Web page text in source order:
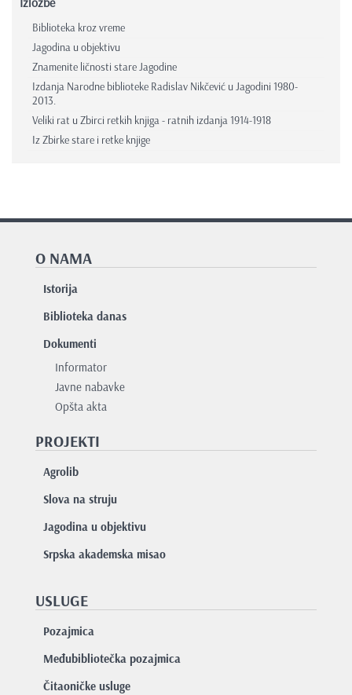
Biblioteka kroz vreme
Jagodina u objektivu
Znamenite ličnosti stare Jagodine
Izdanja Narodne biblioteke Radislav Nikčević u Jagodini 1980-
2013.
Veliki rat u Zbirci retkih knjiga - ratnih izdanja 1914-1918
Iz Zbirke stare i retke knjige
O NAMA
Istorija
Biblioteka danas
Dokumenti
Informator
Javne nabavke
Opšta akta
PROJEKTI
Agrolib
Slova na struju
Jagodina u objektivu
Srpska akademska misao
USLUGE
Pozajmica
Međubibliotečka pozajmica
Čitaoničke usluge